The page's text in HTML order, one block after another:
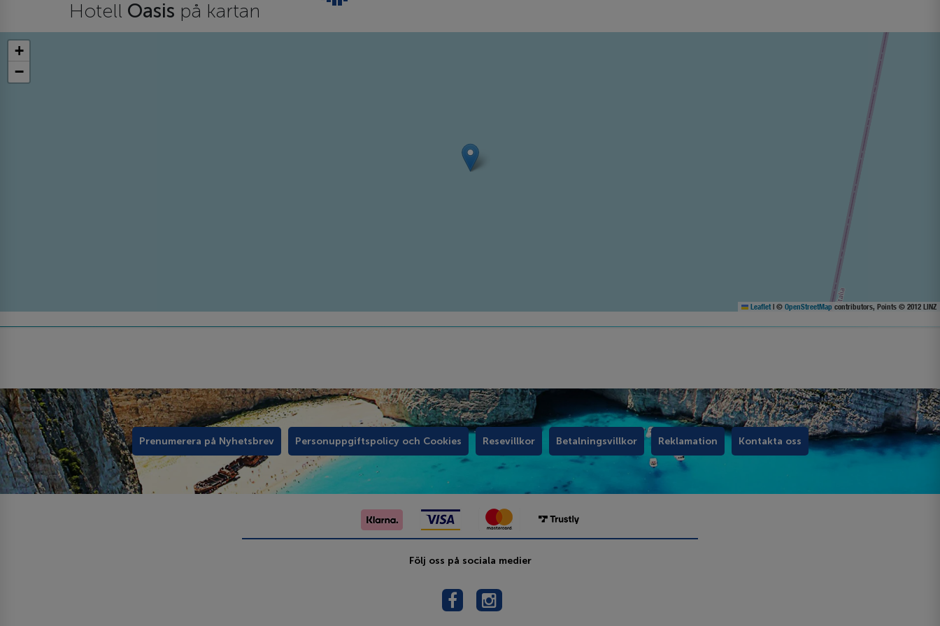
Hotell Oasis på kartan
+
−
Leaflet | © OpenStreetMap contributors, Points © 2012 LINZ
Prenumerera på Nyhetsbrev Personuppgiftspolicy och Cookies Resevillkor Betalningsvillkor Reklamation Kontakta oss
Följ oss på sociala medier